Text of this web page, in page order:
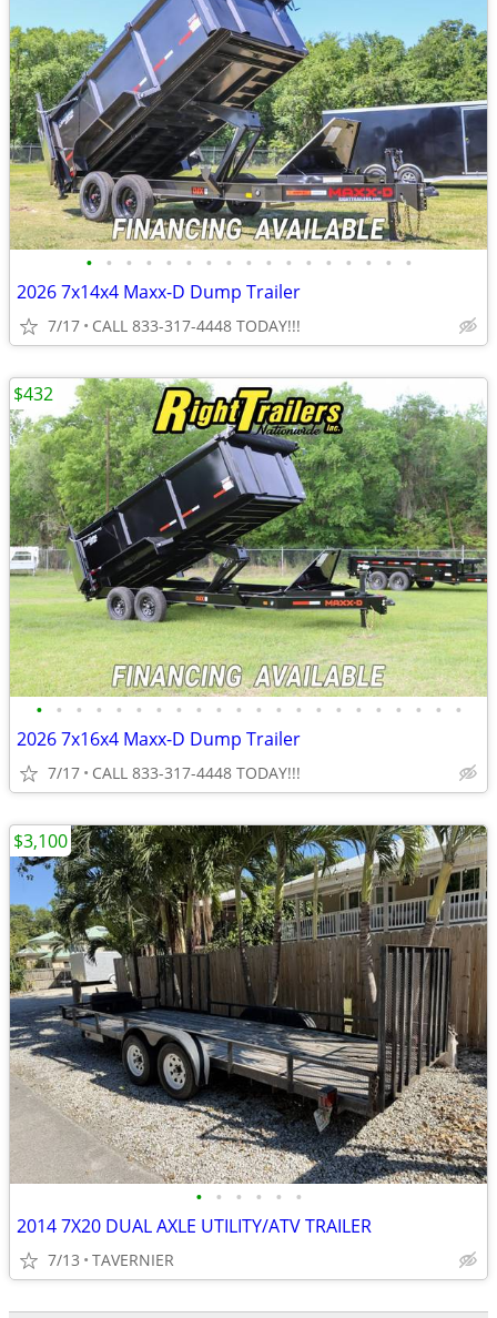
• • • • • • • • • • • • • • • • •
2026 7x14x4 Maxx-D Dump Trailer
7/17 CALL 833-317-4448 TODAY!!!
• • • • • • • • • • • • • • • • • • • • • •
2026 7x16x4 Maxx-D Dump Trailer
7/17 CALL 833-317-4448 TODAY!!!
$432
• • • • • •
2014 7X20 DUAL AXLE UTILITY/ATV TRAILER
7/13 TAVERNIER
$3,100